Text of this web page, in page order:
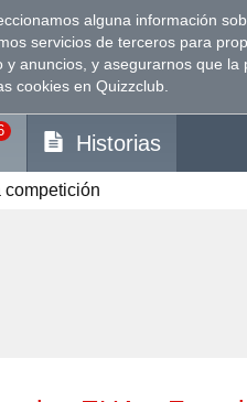
alguna información
servicios de terceros para
y anuncios, y asegurarnos que la
cookies en Quizzclub.
Historias
competición